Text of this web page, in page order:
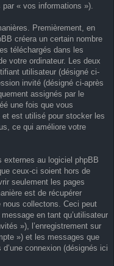
« vos informations »).
Premièrement, en
créera un certain nombre
téléchargés dans les
votre ordinateur. Les deux
utilisateur (désigné ci-
invité (désigné ci-après
assignés par le
une fois que vous
est utilisé pour stocker les
ce qui améliore votre
externes au logiciel phpBB
ceux-ci soient hors de
seulement les pages
est de récupérer
nous collectons. Ceci peut
en tant qu’utilisateur
»), l’enregistrement sur
») et les messages que
connexion (désignés ici